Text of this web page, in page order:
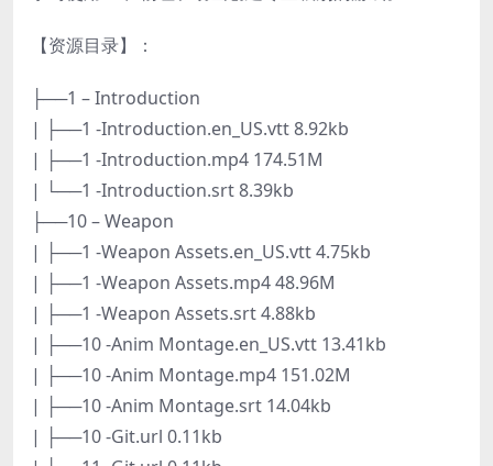
【资源目录】：
├──1 – Introduction
| ├──1 -Introduction.en_US.vtt 8.92kb
| ├──1 -Introduction.mp4 174.51M
| └──1 -Introduction.srt 8.39kb
├──10 – Weapon
| ├──1 -Weapon Assets.en_US.vtt 4.75kb
| ├──1 -Weapon Assets.mp4 48.96M
| ├──1 -Weapon Assets.srt 4.88kb
| ├──10 -Anim Montage.en_US.vtt 13.41kb
| ├──10 -Anim Montage.mp4 151.02M
| ├──10 -Anim Montage.srt 14.04kb
| ├──10 -Git.url 0.11kb